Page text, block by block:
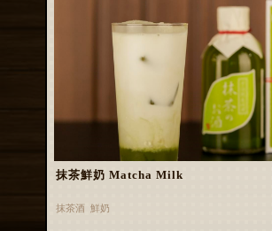
抹茶鮮奶 Matcha Milk
抹茶酒 鮮奶